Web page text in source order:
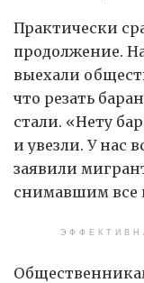
Практически
продолжение.
выехали
что резать
стали. «Нету
и увезли. У нас
заявили
снимавшим все